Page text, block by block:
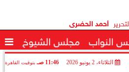
أحمد الحضرى
النواب مجلس الشيوخ 
الثلاثاء، 2 يونيو 2026 11:46 صـ بتوقيت القاهرة